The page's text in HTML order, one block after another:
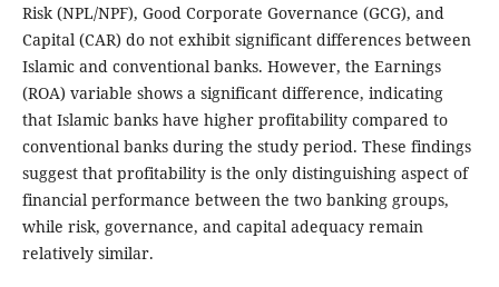
Risk (NPL/NPF), Good Corporate Governance (GCG), and
Capital (CAR) do not exhibit significant differences between
Islamic and conventional banks. However, the Earnings
(ROA) variable shows a significant difference, indicating
that Islamic banks have higher profitability compared to
conventional banks during the study period. These findings
suggest that profitability is the only distinguishing aspect of
financial performance between the two banking groups,
while risk, governance, and capital adequacy remain
relatively similar.